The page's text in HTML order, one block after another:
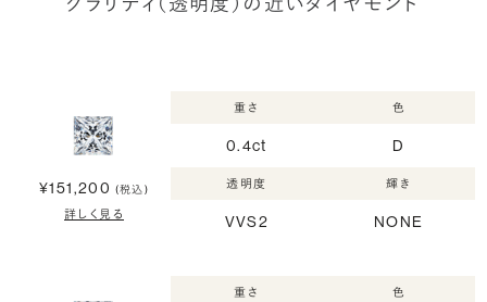
¥151,200 (税込)
詳しく見る
重さ
0.4ct
色
D
透明度
VVS2
輝き
NONE
重さ 色